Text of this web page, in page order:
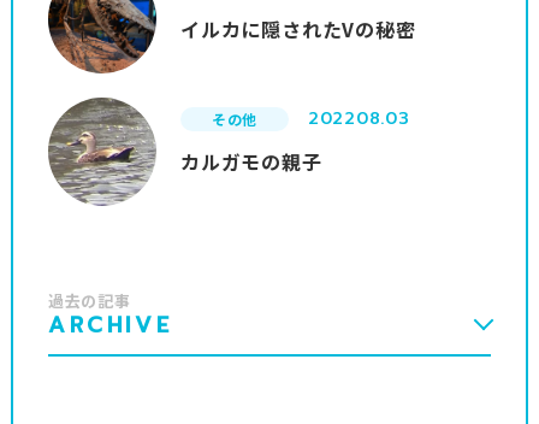
イルカに隠されたVの秘密
その他 202208.03
カルガモの親子
過去の記事
ARCHIVE